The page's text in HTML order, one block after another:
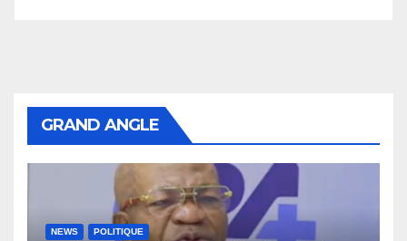
GRAND ANGLE
NEWS POLITIQUE